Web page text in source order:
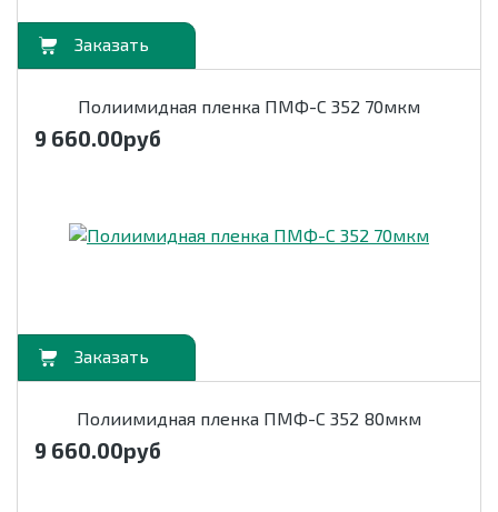
Полиимидная пленка ПМФ-С 352 70мкм
9 660.00руб
Полиимидная пленка ПМФ-С 352 80мкм
9 660.00руб